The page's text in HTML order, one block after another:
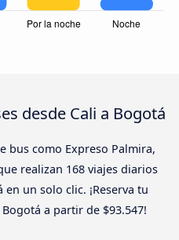
desde Cali a Bogotá
bus como Expreso Palmira,
realizan 168 viajes diarios
un solo clic. ¡Reserva tu
a partir de $93.547!